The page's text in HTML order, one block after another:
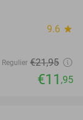
9.6 star
Regulier €21,95
€11 ,95